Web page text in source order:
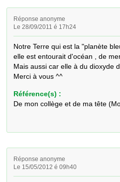
Réponse anonyme
Le 28/09/2011 é 17h24
Notre Terre qui est la "planète
elle est entourait d'océan , de
Mais aussi car elle à du dioxyde
Merci à vous ^^
Référence(s) :
De mon collège et de ma tête
Réponse anonyme
Le 15/05/2012 é 09h40